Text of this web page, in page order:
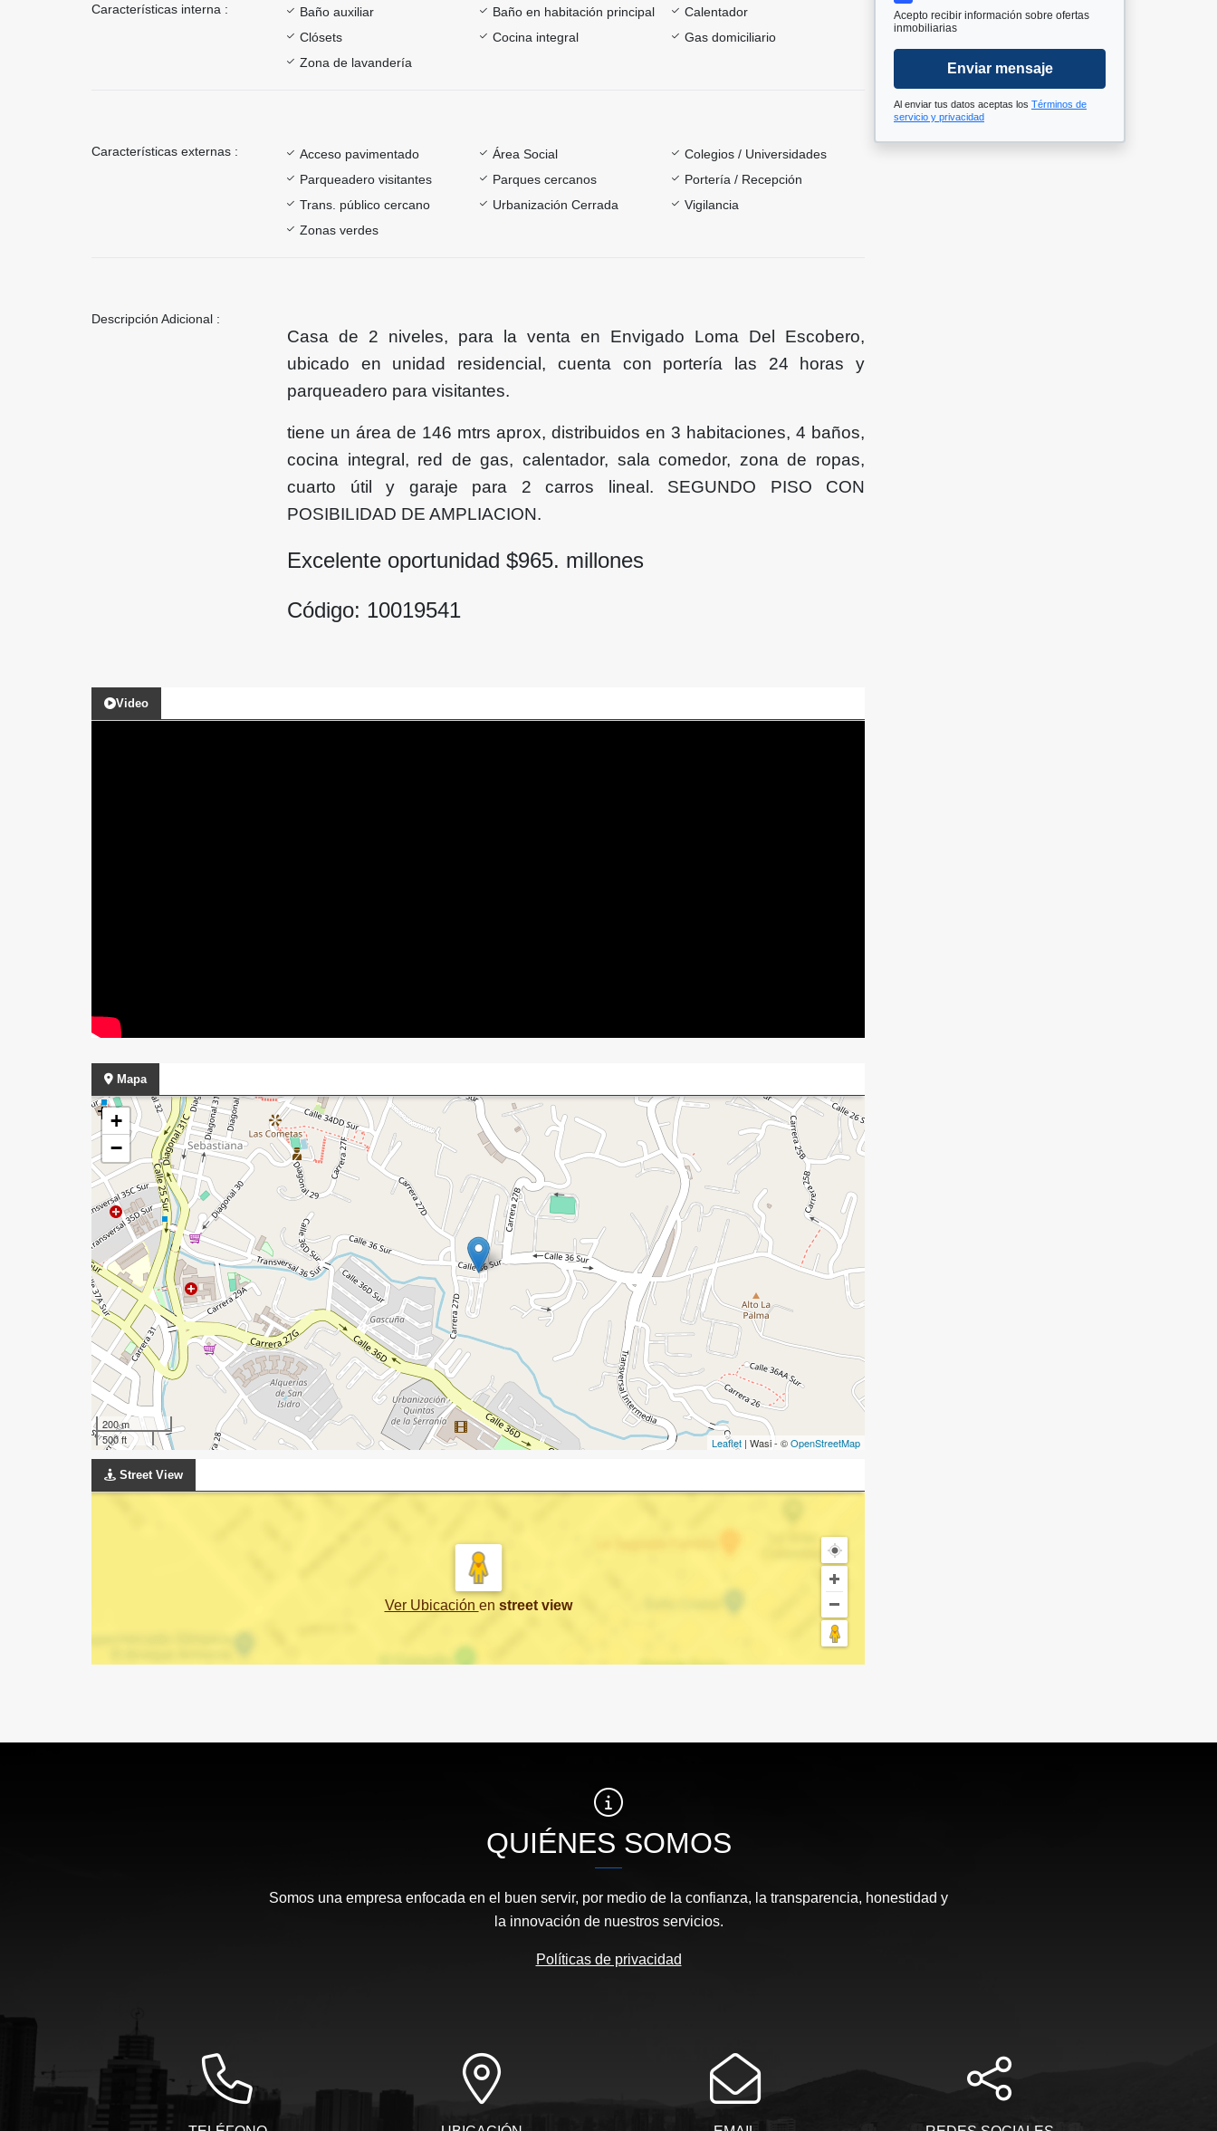
Características interna : Baño auxiliar Baño en habitación principal
Calentador
Clósets
Cocina integral
Gas domiciliario
Zona de lavandería
Características externas : Acceso pavimentado Área Social
Colegios / Universidades
Parqueadero visitantes
Parques cercanos
Portería / Recepción
Trans. público cercano
Urbanización Cerrada
Vigilancia
Zonas verdes
Descripción Adicional :
Casa de 2 niveles, para la venta en Envigado Loma Del Escobero,
ubicado en unidad residencial, cuenta con portería las 24 horas y
parqueadero para visitantes.
tiene un área de 146 mtrs aprox, distribuidos en 3 habitaciones, 4 baños,
cocina integral, red de gas, calentador, sala comedor, zona de ropas,
cuarto útil y garaje para 2 carros lineal. SEGUNDO PISO CON
POSIBILIDAD DE AMPLIACION.
Excelente oportunidad $965. millones
Código: 10019541
Video
Mapa
+
−
200 m
500 ft
Leaflet | Wasi - ©OpenStreetMap
Street View
Ver Ubicación en street view
Acepto recibir información sobre ofertas
inmobiliarias
Enviar mensaje
Al enviar tus datos aceptas los Términos de
servicio y privacidad
QUIÉNES SOMOS
Somos una empresa enfocada en el buen servir, por medio de la confianza, la transparencia, honestidad y
la innovación de nuestros servicios.
Políticas de privacidad